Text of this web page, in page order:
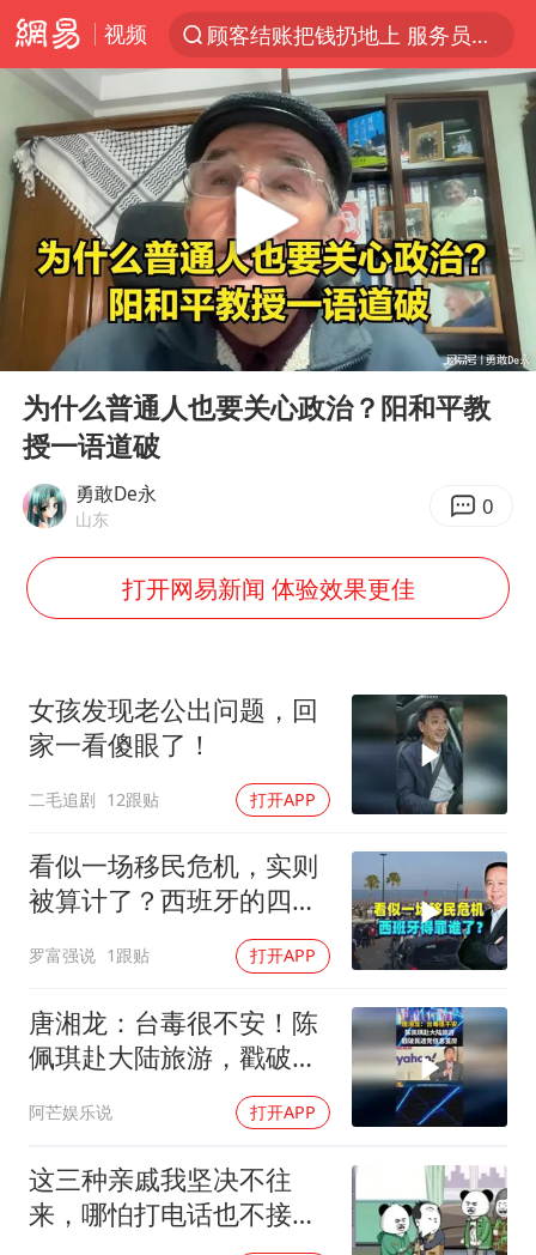
视频
顾客结账把钱扔地上 服务员霸气扔回
探寻“技能+”促就业创业新路
美国退回1000亿美元关税
38岁山东财大教授刘海明逝世
李亚鹏向地铁吐血女孩捐99999元
被泰航拒载中国乘客：免费改签没兑现
逃犯看演唱会 刚出地铁就被逮住
台风白海豚或在华东沿海登陆
日本籍女网红在韩直播时自杀身亡
弹药库存告急 美军补货难
沙特否认与胡塞武装举行会谈
乘客脱鞋散发异味 司机提醒反被怼
多专业取消艺考 文化工作者要有文化
总书记关心百姓身边这些民生大事
Play
00:00 02:49
为什么普通人也要关心政治？阳和平教
授一语道破
勇敢De永
山东 0
打开网易新闻 体验效果更佳
女孩发现老公出问题，回
家一看傻眼了！
二毛追剧 12跟贴 打开APP
看似一场移民危机，实则
被算计了？西班牙的四个
罗富强说 1跟贴 打开APP
唐湘龙：台毒很不安！陈
佩琪赴大陆旅游，戳破民
阿芒娱乐说 打开APP
这三种亲戚我坚决不往
来，哪怕打电话也不接，